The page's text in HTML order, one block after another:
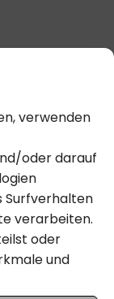
verwenden
oder darauf
Surfverhalten
verarbeiten.
oder
und